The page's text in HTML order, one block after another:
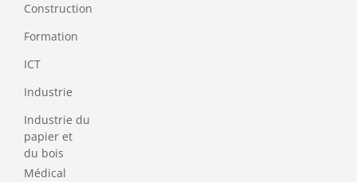
Construction
Formation
ICT
Industrie
Industrie du
papier et
du bois
Médical